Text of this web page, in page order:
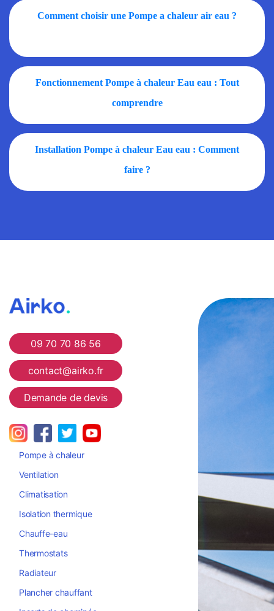
Comment choisir une Pompe a chaleur air eau ?
Fonctionnement Pompe à chaleur Eau eau : Tout
comprendre
Installation Pompe à chaleur Eau eau : Comment
faire ?
Airko09 70 70 86 56
contact@airko.fr
Demande de devis
Pompe à chaleur
Ventilation
Climatisation
Isolation thermique
Chauffe-eau
Thermostats
Radiateur
Plancher chauffant